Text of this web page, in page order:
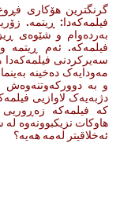
گرنگترین هۆکاری
فیلمەکەدا: ڕیتمە.
بەردەوام و شێوەی
فیلمەکە. ئەم ڕیتمە
سەیرکردنی
مەودایەک دەخینە
و بە دوورکەوتنەوەش
دژبەیەک لاوازیی
کە فیلمەکە زەڕوریی
هاوکات نزیکبوونەوە
ئەخلاقیتر لەمە هەیە؟